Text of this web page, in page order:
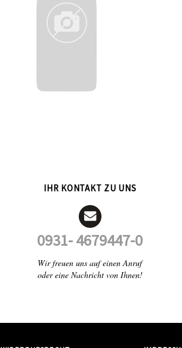
IHR KONTAKT ZU UNS
0931- 4679447-0
Wir freuen uns auf einen Anruf
oder eine Nachricht von Ihnen!